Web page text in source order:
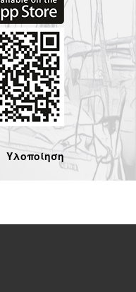
Υλοποίηση